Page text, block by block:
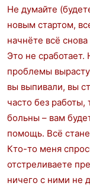
Не думайте
новым стартом,
начнёте всё
Это не сработает.
проблемы
вы выпивали, вы
часто без
больны – вам
помощь. Всё
Кто-то меня
отстреливаете
ничего с ними не